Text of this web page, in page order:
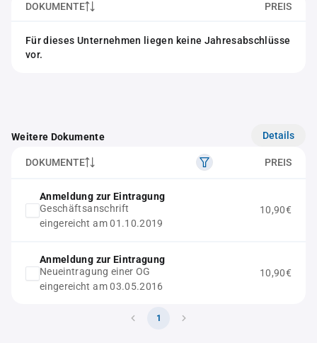
DOKUMENTE PREIS
Für dieses Unternehmen liegen keine Jahresabschlüsse
vor.
Weitere Dokumente Details
DOKUMENTE PREIS
Anmeldung zur Eintragung
Geschäftsanschrift
eingereicht am 01.10.2019
10,90€
Anmeldung zur Eintragung
Neueintragung einer OG
eingereicht am 03.05.2016
10,90€
1